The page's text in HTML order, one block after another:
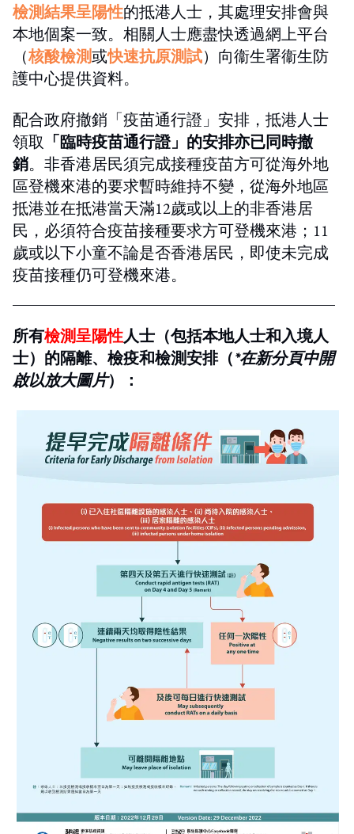
檢測結果呈陽性的抵港人士，其處理安排會與
本地個案一致。相關人士應盡快透過網上平台
（核酸檢測或快速抗原測試）向衞生署衞生防
護中心提供資料。
配合政府撤銷「疫苗通行證」安排，抵港人士
領取 「臨時疫苗通行證」的安排亦已同時撤
銷。非香港居民須完成接種疫苗方可從海外地
區登機來港的要求暫時維持不變，從海外地區
抵港並在抵港當天滿12歲或以上的非香港居
民，必須符合疫苗接種要求方可登機來港；11
歲或以下小童不論是否香港居民，即使未完成
疫苗接種仍可登機來港。
所有檢測呈陽性人士（包括本地人士和入境人
士）的隔離、檢疫和檢測安排（*在新分頁中開
啟以放大圖片）：